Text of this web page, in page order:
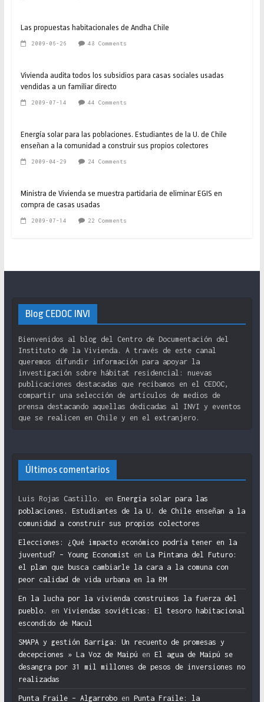
Las propuestas habitacionales de Andha Chile
2009-06-26 48 Comments
Vivienda audita todos los subsidios para casas sociales usadas
vendidas a un familiar directo
2009-07-14 44 Comments
Energía solar para las poblaciones. Estudiantes de la U. de Chile
enseñan a la comunidad a construir sus propios colectores
2009-04-29 24 Comments
Ministra de Vivienda se muestra partidaria de eliminar EGIS en
compra de casas usadas
2009-07-14 22 Comments
Blog CEDOC INVI
Bienvenidos al blog del Centro de Documentación del
Instituto de la Vivienda. A través de este canal
queremos difundir información para apoyar la
investigación sobre hábitat residencial: nuevas
publicaciones destacadas que recibamos en el CEDOC,
compartir una selección de artículos de medios de
prensa destacando aquellas dedicadas al INVI y eventos
que se realicen en Chile y en el extranjero.
Últimos comentarios
Luis Rojas Castillo. en Energía solar para las
poblaciones. Estudiantes de la U. de Chile enseñan a la
comunidad a construir sus propios colectores
Elecciones: ¿Qué impacto económico podría tener en la
juventud? – Young Economist en La Pintana del Futuro:
el plan que busca cambiarle la cara a la comuna con
peor calidad de vida urbana en la RM
En la lucha por la vivienda construimos la fuerza del
pueblo.
en Viviendas soviéticas: El tesoro habitacional
escondido de Macul
SMAPA y gestión Barriga: Un recuento de promesas y
decepciones » La Voz de Maipú en El agua de Maipú se
desangra por 31 mil millones de pesos de inversiones no
realizadas
Punta Fraile – Algarroboen Punta Fraile: la